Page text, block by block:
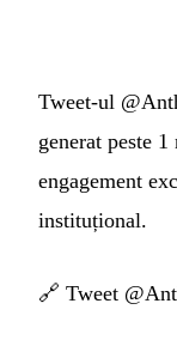
Tweet-ul
generat peste
engagement
instituțional.
🔗 Tweet